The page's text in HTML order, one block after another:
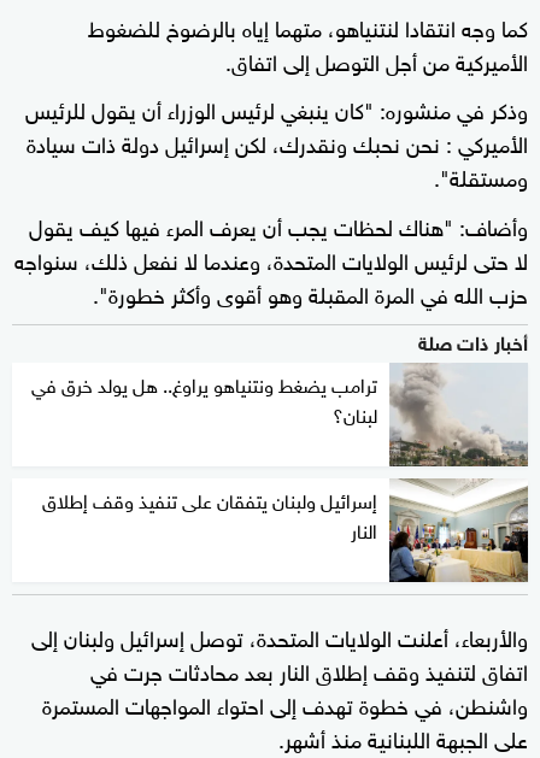
كما وجه انتقادا لنتنياهو، متهما إياه بالرضوخ للضغوط
الأميركية من أجل التوصل إلى اتفاق.
وذكر في منشوره: "كان ينبغي لرئيس الوزراء أن يقول للرئيس
الأميركي : نحن نحبك ونقدرك، لكن إسرائيل دولة ذات سيادة
ومستقلة".
وأضاف: "هناك لحظات يجب أن يعرف المرء فيها كيف يقول
لا حتى لرئيس الولايات المتحدة، وعندما لا نفعل ذلك، سنواجه
حزب الله في المرة المقبلة وهو أقوى وأكثر خطورة".
أخبار ذات صلة
ترامب يضغط ونتنياهو يراوغ.. هل يولد خرق في
لبنان؟
إسرائيل ولبنان يتفقان على تنفيذ وقف إطلاق
النار
والأربعاء، أعلنت الولايات المتحدة، توصل إسرائيل ولبنان إلى
اتفاق لتنفيذ وقف إطلاق النار بعد محادثات جرت في
واشنطن، في خطوة تهدف إلى احتواء المواجهات المستمرة
على الجبهة اللبنانية منذ أشهر.